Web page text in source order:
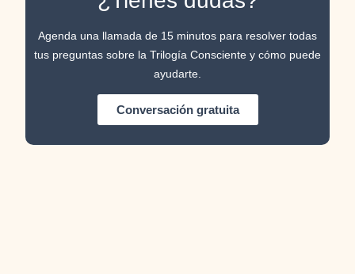
Agenda una llamada de 15 minutos para resolver todas
tus preguntas sobre la Trilogía Consciente y cómo puede
ayudarte.
Conversación gratuita